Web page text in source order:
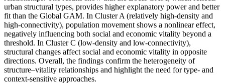
urban structural types, provides higher explanatory power and better
fit than the Global GAM. In Cluster A (relatively high-density and
high-connectivity), population movement shows a nonlinear effect,
negatively influencing both social and economic vitality beyond a
threshold. In Cluster C (low-density and low-connectivity),
structural changes affect social and economic vitality in opposite
directions. Overall, the findings confirm the heterogeneity of
structure–vitality relationships and highlight the need for type- and
context-sensitive approaches.